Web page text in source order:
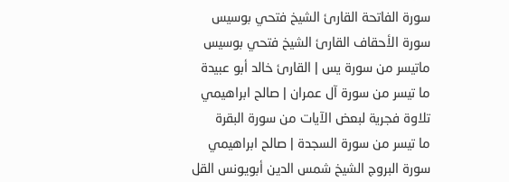
سورة الفاتحة القارئ الشيخ فتحي بوسيس
سورة الأحقاف القارئ الشيخ فتحي بوسيس
ماتيسر من سورة يس | القارئ خالد أبو عبيدة
ما تيسر من سورة آل عمران | صالح ابراهيمي
تلاوة فجرية لبعض الآيات من سورة البقرة
ما تيسر من سورة السجدة | صالح ابراهيمي
سورة البروج الشيخ شمس الدين أبويونس القل